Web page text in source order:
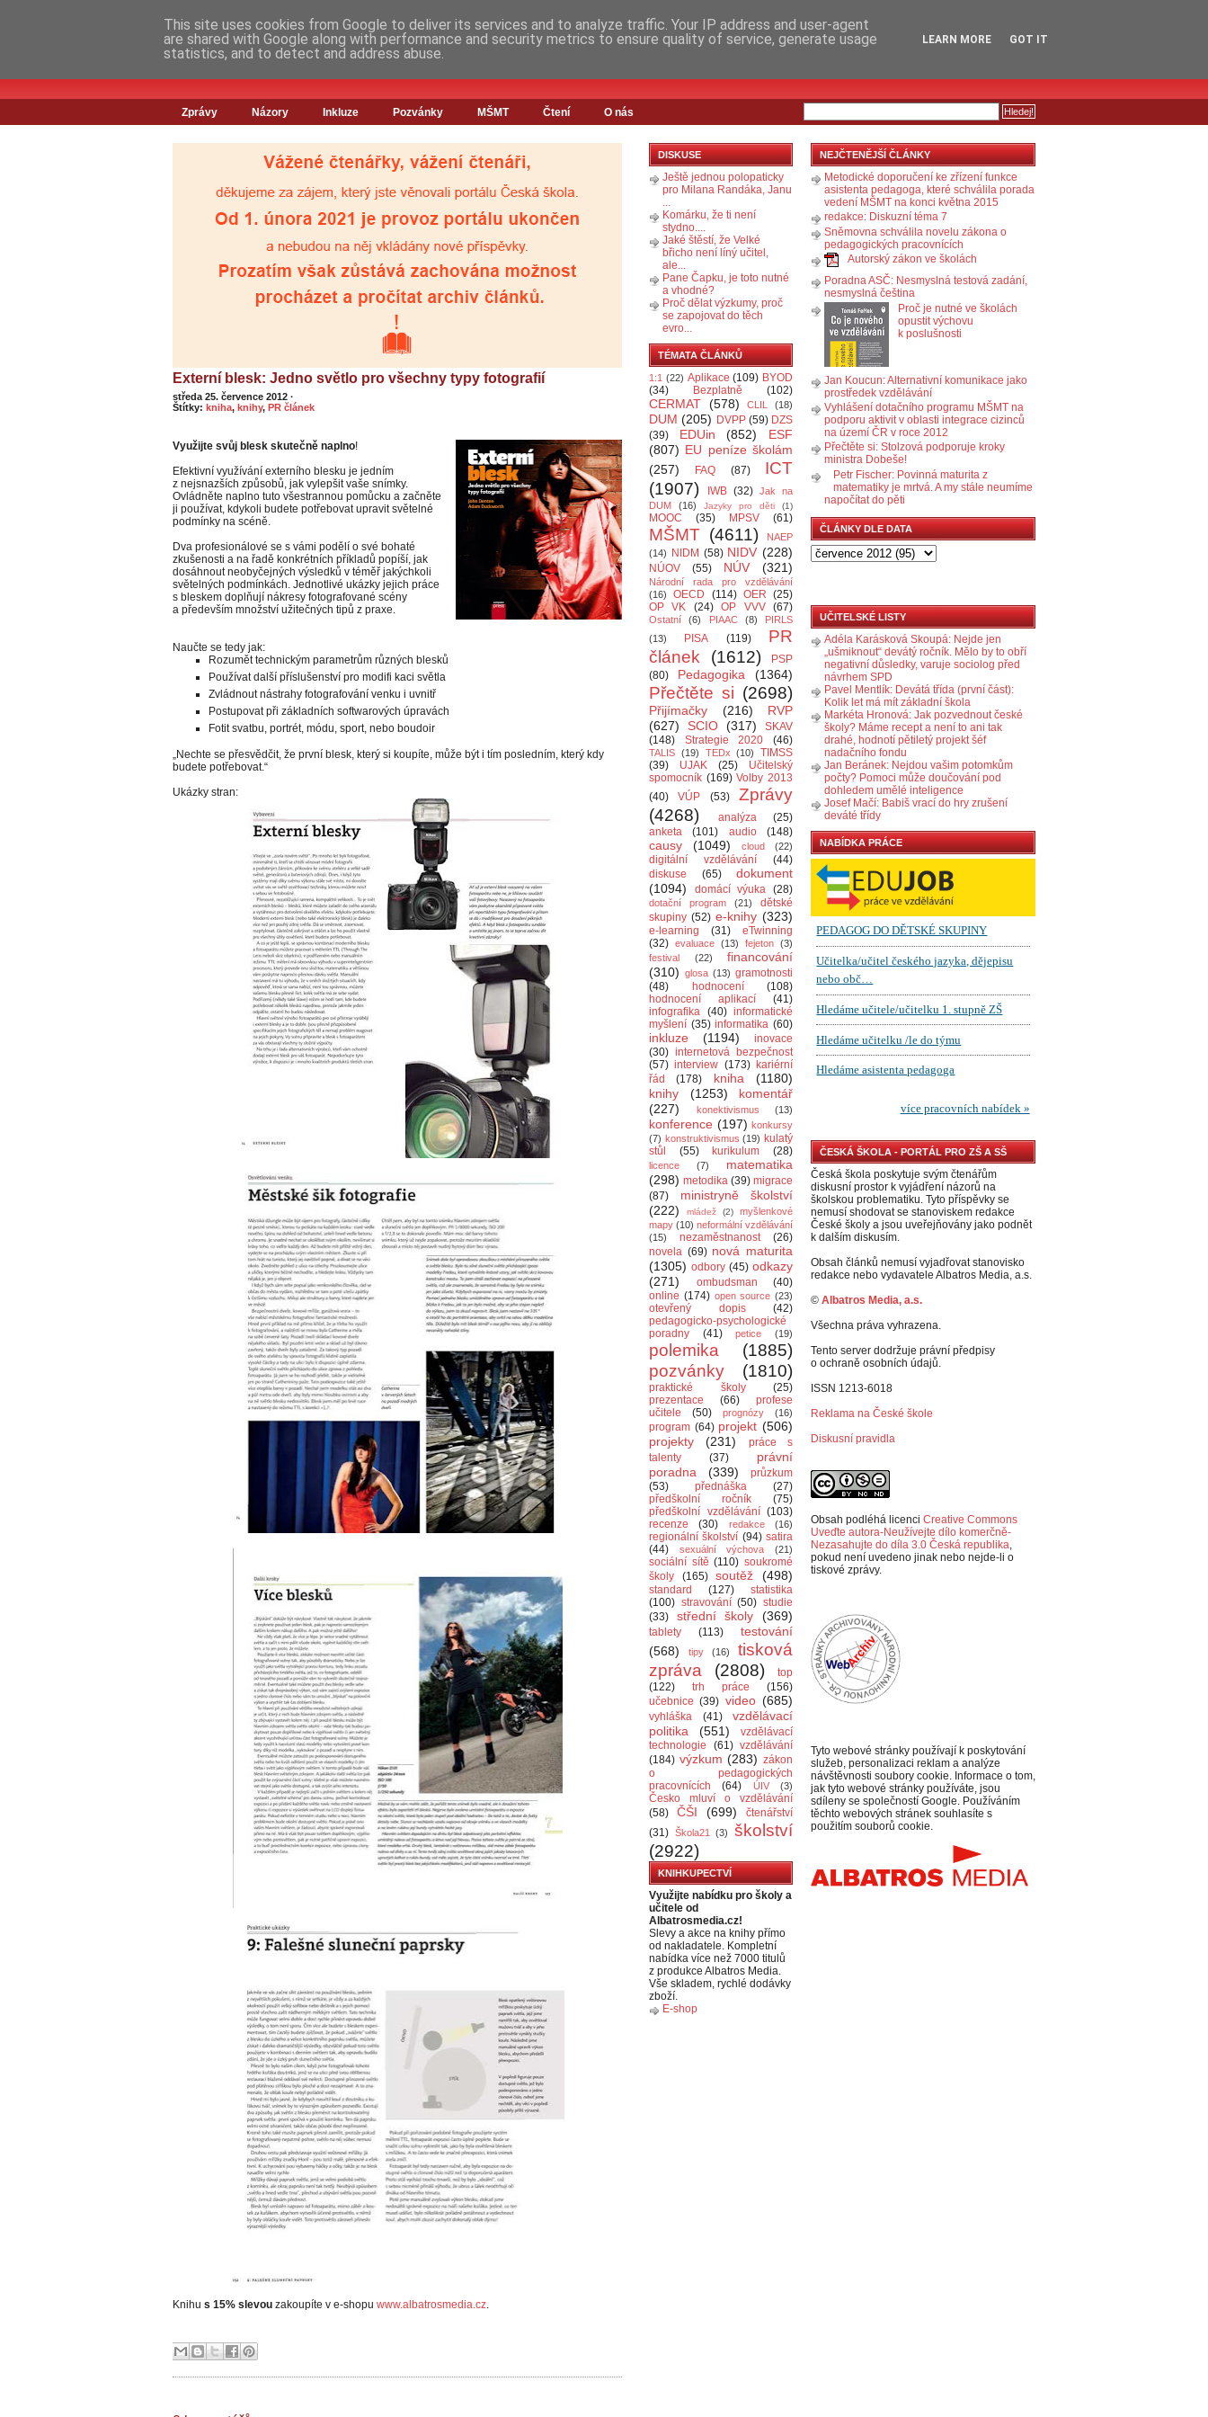
Zprávy Názory Inkluze Pozvánky MŠMT Čtení O nás
Externí blesk: Jedno světlo pro všechny typy fotografií
středa 25. července 2012 ·
Štítky: kniha, knihy, PR článek
Využijte svůj blesk skutečně naplno!
Efektivní využívání externího blesku je jedním
z nejsnazších způsobů, jak vylepšit vaše snímky.
Ovládněte naplno tuto všestrannou pomůcku a začněte
ji používat, kdykoli budete potřebovat upravit světelné
podmínky na scéně.
Dva profesionálové se s vámi podělí o své bohaté
zkušenosti a na řadě konkrétních příkladů popíší, jak
dosáhnout neobyčejných výsledků v téměř jakýchkoli
světelných podmínkách. Jednotlivé ukázky jejich práce
s bleskem doplňují nákresy fotografované scény
a především množství užitečných tipů z praxe.
Naučte se tedy jak:
Rozumět technickým parametrům různých blesků
Používat další příslušenství pro modifi kaci světla
Zvládnout nástrahy fotografování venku i uvnitř
Postupovat při základních softwarových úpravách
Fotit svatbu, portrét, módu, sport, nebo boudoir
„Nechte se přesvědčit, že první blesk, který si koupíte, může být i tím posledním, který kdy
budete potřebovat.“
Ukázky stran:
Knihu s 15% slevou zakoupíte v e-shopu www.albatrosmedia.cz.
DISKUSE
Ještě jednou polopaticky
pro Milana Randáka, Janu
...
Komárku, že ti není
stydno....
Jaké štěstí, že Velké
břicho není líný učitel,
ale...
Pane Čapku, je toto nutné
a vhodné?
Proč dělat výzkumy, proč
se zapojovat do těch
evro...
TÉMATA ČLÁNKŮ
1:1 (22) Aplikace (109) BYOD
(34)
Bezplatně (102)
CERMAT (578) CLIL (18)
DUM (205) DVPP (59) DZS
(39)
EDUin (852)
ESF
(807) EU peníze školám
(257)
FAQ (87)
ICT
(1907)
IWB (32) Jak na
DUM
(16) Jazyky pro děti (1)
MOOC (35) MPSV (61)
MŠMT (4611)
NAEP
(14)
NIDM (58) NIDV (228)
NÚOV (55) NÚV (321)
Národní rada pro vzdělávání
(16)
OECD (114) OER (25)
OP VK
(24) OP VVV (67)
Ostatní (6) PIAAC (8)
PIRLS
(13)
PISA (119)
PR
článek
(1612)
PSP
(80)
Pedagogika (1364)
Přečtěte si (2698)
Přijímačky (216)
RVP
(627)
SCIO (317)
SKAV
(148)
Strategie 2020 (46)
TALIS (19) TEDx (10)
TIMSS
(39)
UJAK (25)
Učitelský
spomocník (169) Volby 2013
(40)
VÚP (53)
Zprávy
(4268)
analýza
(25)
anketa
(101) audio (148)
causy (1049) cloud (22)
digitální vzdělávání
(44)
diskuse
(65)
dokument
(1094)
domácí výuka (28)
dotační program (21)
dětské
skupiny (52) e-knihy (323)
e-learning (31)
eTwinning
(32) evaluace (13) fejeton (3)
festival
(22)
financování
(310) glosa (13) gramotnosti
(48)
hodnocení
(108)
hodnocení aplikací
(41)
infografika (40) informatické
myšlení (35) informatika (60)
inkluze (1194)
inovace
(30) internetová bezpečnost
(57) interview (173) kariérní
řád
(178) kniha
(1180)
knihy
(1253)
komentář
(227)
konektivismus (13)
konference (197) konkursy
(7) konstruktivismus (19) kulatý
stůl
(55) kurikulum (28)
licence (7)
matematika
(298) metodika (39) migrace
(87)
ministryně školství
(222)
mládež (2)
myšlenkové
mapy (10) neformální vzdělávání
(15)
nezaměstnanost
(26)
novela (69) nová maturita
(1305) odbory (45) odkazy
(271)
ombudsman
(40)
online (174) open source (23)
otevřený dopis
(42)
pedagogicko-psychologické
poradny
(41) petice (19)
polemika
(1885)
pozvánky
(1810)
praktické školy
(25)
prezentace
(66)
profese
učitele
(50) prognózy (16)
program (64) projekt (506)
projekty
(231)
práce s
talenty
(37)
právní
poradna
(339)
průzkum
(53)
přednáška
(27)
předškolní ročník
(75)
předškolní vzdělávání (103)
recenze
(30) redakce (16)
regionální školství (94) satira
(44)
sexuální výchova (21)
sociální sítě (110) soukromé
školy
(165) soutěž (498)
standard (127)
statistika
(100) stravování (50) studie
(33)
střední školy (369)
tablety (113)
testování
(568)
tipy (16)
tisková
zpráva
(2808)
top
(122)
trh práce
(156)
učebnice (39) video (685)
vyhláška (41)
vzdělávací
politika
(551)
vzdělávací
technologie
(61) vzdělávání
(184) výzkum (283) zákon
o pedagogických
pracovnících
(64) ÚIV (3)
Česko mluví o vzdělávání
(58)
ČŠI (699)
čtenářství
(31) Škola21 (3)
školství
(2922)
KNIHKUPECTVÍ
Využijte nabídku pro školy a
učitele od
Albatrosmedia.cz!
Slevy a akce na knihy přímo
od nakladatele. Kompletní
nabídka více než 7000 titulů
z produkce Albatros Media.
Vše skladem, rychlé dodávky
zboží.
E-shop
NEJČTENĚJŠÍ ČLÁNKY
Metodické doporučení ke zřízení funkce
asistenta pedagoga, které schválila porada
vedení MŠMT na konci května 2015
redakce: Diskuzní téma 7
Sněmovna schválila novelu zákona o
pedagogických pracovnících
Autorský zákon ve školách
Poradna ASČ: Nesmyslná testová zadání,
nesmyslná čeština
Proč je nutné ve školách
opustit výchovu
k poslušnosti
Jan Koucun: Alternativní komunikace jako
prostředek vzdělávání
Vyhlášení dotačního programu MŠMT na
podporu aktivit v oblasti integrace cizinců
na území ČR v roce 2012
Přečtěte si: Stolzová podporuje kroky
ministra Dobeše!
Petr Fischer: Povinná maturita z
matematiky je mrtvá. A my stále neumíme
napočítat do pěti
ČLÁNKY DLE DATA
UČITELSKÉ LISTY
Adéla Karásková Skoupá: Nejde jen
„ušmiknout“ devátý ročník. Mělo by to obří
negativní důsledky, varuje sociolog před
návrhem SPD
Pavel Mentlík: Devátá třída (první část):
Kolik let má mít základní škola
Markéta Hronová: Jak pozvednout české
školy? Máme recept a není to ani tak
drahé, hodnotí pětiletý projekt šéf
nadačního fondu
Jan Beránek: Nejdou vašim potomkům
počty? Pomoci může doučování pod
dohledem umělé inteligence
Josef Mačí: Babiš vrací do hry zrušení
deváté třídy
NABÍDKA PRÁCE
ČESKÁ ŠKOLA - PORTÁL PRO ZŠ A SŠ
Česká škola poskytuje svým čtenářům
diskusní prostor k vyjádření názorů na
školskou problematiku. Tyto příspěvky se
nemusí shodovat se stanoviskem redakce
České školy a jsou uveřejňovány jako podnět
k dalším diskusím.
Obsah článků nemusí vyjadřovat stanovisko
redakce nebo vydavatele Albatros Media, a.s.
© Albatros Media, a.s.
Všechna práva vyhrazena.
Tento server dodržuje právní předpisy
o ochraně osobních údajů.
ISSN 1213-6018
Reklama na České škole
Diskusní pravidla
Obsah podléhá licenci Creative Commons
Uveďte autora-Neužívejte dílo komerčně-
Nezasahujte do díla 3.0 Česká republika,
pokud není uvedeno jinak nebo nejde-li o
tiskové zprávy.
Tyto webové stránky používají k poskytování
služeb, personalizaci reklam a analýze
návštěvnosti soubory cookie. Informace o tom,
jak tyto webové stránky používáte, jsou
sdíleny se společností Google. Používáním
těchto webových stránek souhlasíte s
použitím souborů cookie.
This site uses cookies from Google to deliver its services and to analyze traffic. Your IP address and user-agent
are shared with Google along with performance and security metrics to ensure quality of service, generate usage
statistics, and to detect and address abuse.
LEARN MORE GOT IT